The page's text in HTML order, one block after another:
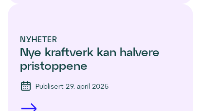
NYHETER
Nye kraftverk kan halvere
pristoppene
Publisert 29. april 2025